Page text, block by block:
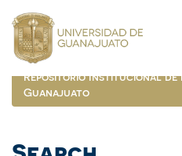
navigation
Repositorio Institucional de
Guanajuato